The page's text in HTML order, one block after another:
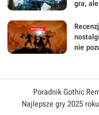
gra,
nie
Poradnik Gothic
Najlepsze gry 2025 roku